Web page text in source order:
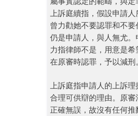
上訴庭續指，假設申請
曾力勸她不要認罪和不
仍是申請人，與人無尤
力指律師不是，用意是
在原審時認罪，予以減刑。
上訴庭指申請人的上訴
合理可供辯的理由。原
正確無誤，故沒有任何